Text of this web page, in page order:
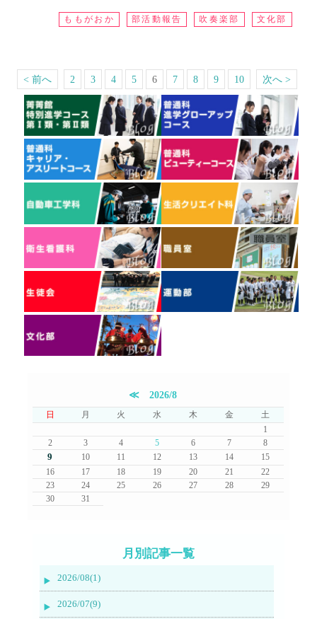
ももがおか 部活動報告 吹奏楽部 文化部
< 前へ 2 3 4 5 6 7 8 9 10 次へ >
≪ 2026/8
日 月 火 水 木 金
土
1
2
3 4 5 6 7 8
9 10 11 12 13 14
15
16
17 18 19 20 21
22
23
24 25 26 27 28
29
30
31
月別記事一覧
2026/08(1)
2026/07(9)